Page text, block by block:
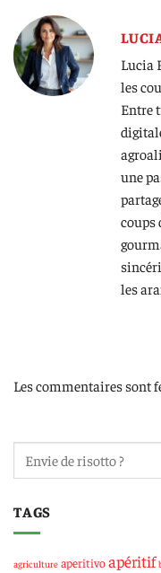
Lucia
les
Entre
une
coups
les
Les commentaires sont
TAGS
agriculture aperitivoapéritif